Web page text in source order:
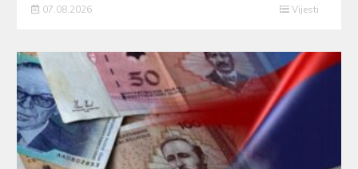
07.08.2026 Vijesti